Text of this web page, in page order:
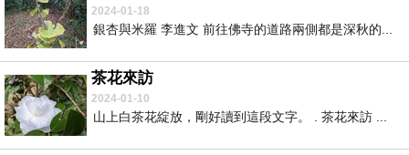
2024-01-18
銀杏與米羅 李進文 前往佛寺的道路兩側都是深秋的...
茶花來訪
2024-01-10
山上白茶花綻放，剛好讀到這段文字。 . 茶花來訪 ...